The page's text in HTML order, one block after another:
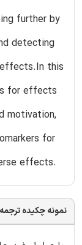
further by
detecting
this
for effects
motivation,
for
effects.
نمونه چکیده